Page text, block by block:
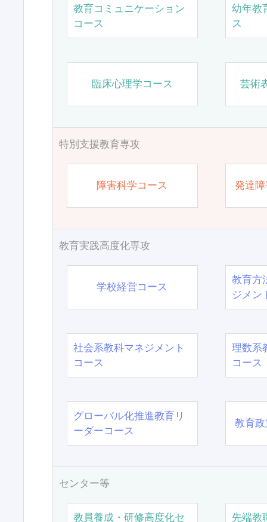
教育コミュニケーション
コース
幼年教
ス
臨床心理学コース 芸術
特別支援教育専攻
障害科学コース 発達
教育実践高度化専攻
学校経営コース
教育方
ジメン
社会系教科マネジメント
コース
理数系
コース
グローバル化推進教育リ
ーダーコース
教育
センター等
教員養成・研修高度化セ
先端教